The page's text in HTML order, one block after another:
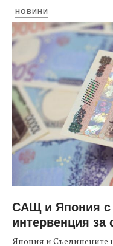
НОВИНИ
САЩ и Япония с
интервенция за
Япония и Съединените